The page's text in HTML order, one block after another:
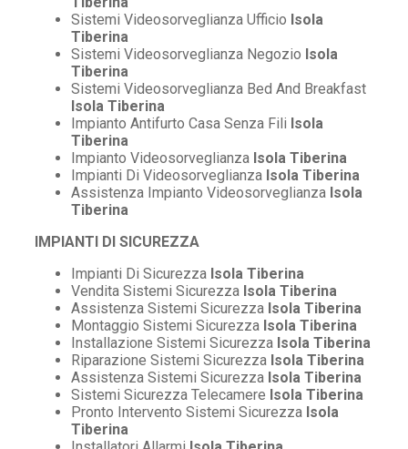
Sistemi Videosorveglianza Ufficio Isola
Tiberina
Sistemi Videosorveglianza Negozio Isola
Tiberina
Sistemi Videosorveglianza Bed And Breakfast
Isola Tiberina
Impianto Antifurto Casa Senza Fili Isola
Tiberina
Impianto Videosorveglianza Isola Tiberina
Impianti Di Videosorveglianza Isola Tiberina
Assistenza Impianto Videosorveglianza Isola
Tiberina
IMPIANTI DI SICUREZZA
Impianti Di Sicurezza Isola Tiberina
Vendita Sistemi Sicurezza Isola Tiberina
Assistenza Sistemi Sicurezza Isola Tiberina
Montaggio Sistemi Sicurezza Isola Tiberina
Installazione Sistemi Sicurezza Isola Tiberina
Riparazione Sistemi Sicurezza Isola Tiberina
Assistenza Sistemi Sicurezza Isola Tiberina
Sistemi Sicurezza Telecamere Isola Tiberina
Pronto Intervento Sistemi Sicurezza Isola
Tiberina